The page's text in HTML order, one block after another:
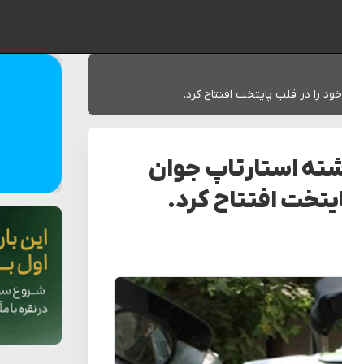
را در قلب پایتخت افتتاح کرد.
استارتاپ جوان
افتتاح کرد.
ایمیل شما